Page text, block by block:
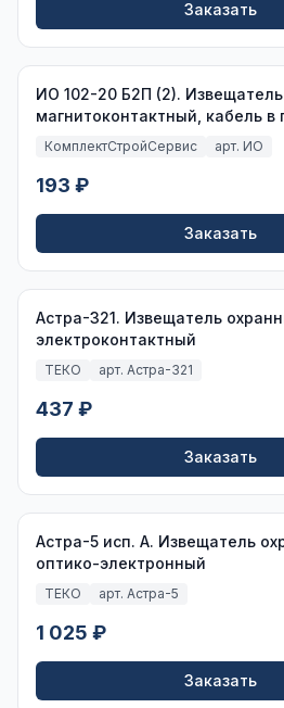
Заказать
ИО 102-20 Б2П (2).
магнитоконтактный, кабель в
рукаве
КомплектСтройСервис арт. ИО
193 ₽
Заказать
Астра-321. Извещатель
электроконтактный
ТЕКО арт. Астра-321
437 ₽
Заказать
Астра-5 исп. А. Извещатель
оптико-электронный
ТЕКО арт. Астра-5
1 025 ₽
Заказать